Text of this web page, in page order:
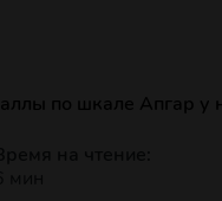
по шкале Апгар у